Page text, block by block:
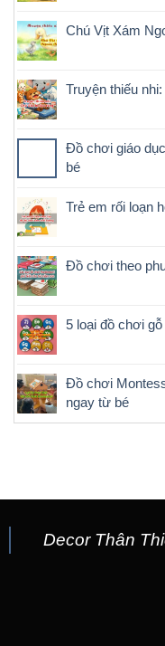
Chú Vịt Xám
Truyện thiếu
Đồ chơi giáo
bé
Trẻ em rối loạn
Đồ chơi theo
5 loại đồ chơi
Đồ chơi
ngay từ bé
Decor Thân